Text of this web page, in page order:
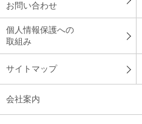
お問い合わせ
個人情報保護への
取組み
サイトマップ
会社案内